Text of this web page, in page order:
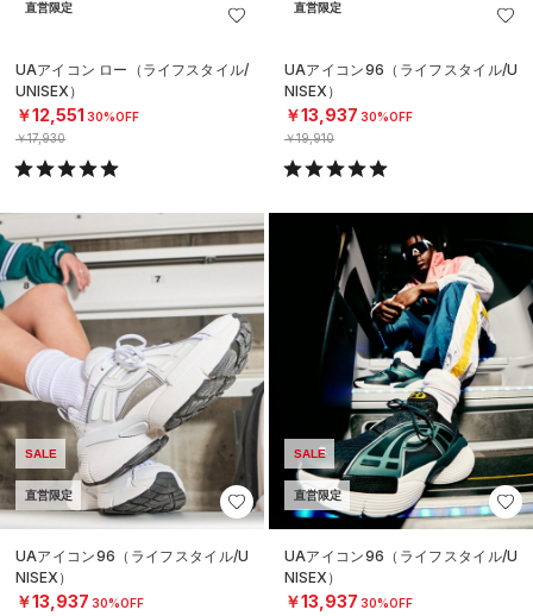
直営限定
UAアイコン ロー（ライフスタイル/
UNISEX）
￥12,551 30%OFF
￥17,930
直営限定
UAアイコン96（ライフスタイル/U
NISEX）
￥13,937 30%OFF
￥19,910
SALE
直営限定
UAアイコン96（ライフスタイル/U
NISEX）
￥13,937 30%OFF
SALE
直営限定
UAアイコン96（ライフスタイル/U
NISEX）
￥13,937 30%OFF